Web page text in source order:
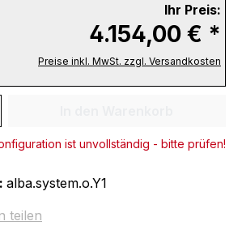
Ihr Preis:
4.154,00 € *
Preise inkl. MwSt. zzgl. Versandkosten
Gib den
ist unvollständig - bitte prüfen!
alba.system.o.Y1
teilen